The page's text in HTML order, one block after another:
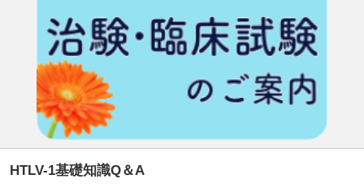
HTLV-1基礎知識Q＆A